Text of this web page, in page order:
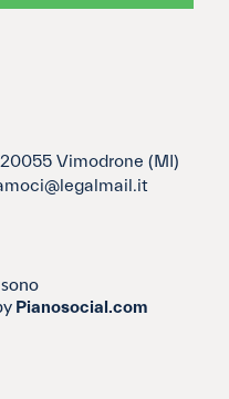
Vimodrone (MI)
Pianosocial.com